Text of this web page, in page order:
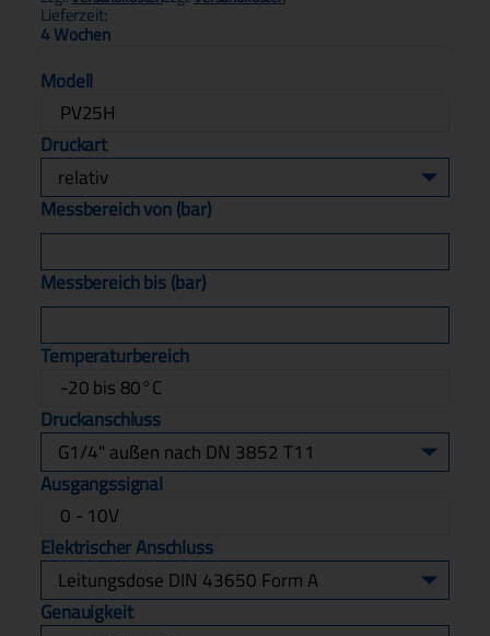
Lieferzeit:
4 Wochen
Modell
PV25H
Druckart
Messbereich von (bar)
Messbereich bis (bar)
Temperaturbereich
-20 bis 80°C
Druckanschluss
Ausgangssignal
0 - 10V
Elektrischer Anschluss
Genauigkeit